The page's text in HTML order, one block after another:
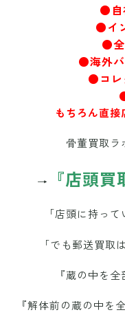
●自
●イ
●全
●海外バ
●コレ
もちろん直接
骨董買取ラ
→ 『店頭
「店頭に持っ
「でも郵送買取
『蔵の中を
『解体前の蔵の中を